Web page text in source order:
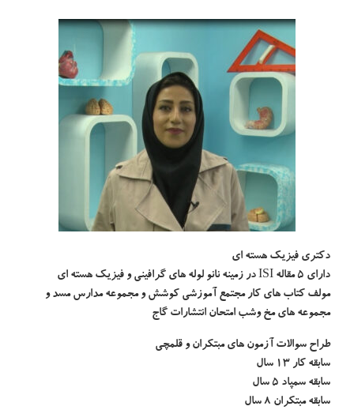
دکتری فیزیک هسته ای
دارای ۵ مقاله ISI در زمینه نانو لوله های گرافینی و فیزیک هسته ای
مولف کتاب های کار مجتمع آموزشی کوشش و مجموعه مدارس مسد و
مجموعه های مخ وشب امتحان انتشارات گاج
طراح سوالات آزمون های مبتکران و قلمچی
سابقه کار ۱۳ سال
سابقه سمپاد ۵ سال
سابقه مبتکران ۸ سال